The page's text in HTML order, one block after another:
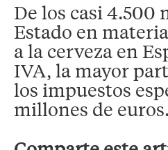
De los casi 4.500
Estado en
a la cerveza en
IVA, la mayor
los impuestos
millones de euros.